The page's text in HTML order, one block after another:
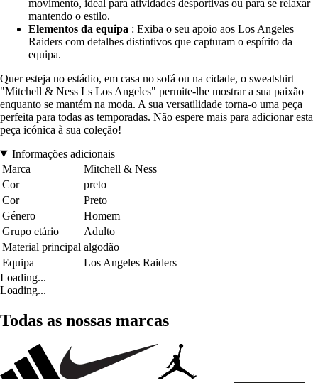
movimento, ideal para atividades desportivas ou para se relaxar
mantendo o estilo.
Elementos da equipa : Exiba o seu apoio aos Los Angeles
Raiders com detalhes distintivos que capturam o espírito da
equipa.
Quer esteja no estádio, em casa no sofá ou na cidade, o sweatshirt
"Mitchell & Ness Ls Los Angeles" permite-lhe mostrar a sua paixão
enquanto se mantém na moda. A sua versatilidade torna-o uma peça
perfeita para todas as temporadas. Não espere mais para adicionar esta
peça icónica à sua coleção!
Informações adicionais
Marca
Mitchell & Ness
Cor
preto
Cor
Preto
Género
Homem
Grupo etário
Adulto
Material principal algodão
Equipa
Los Angeles Raiders
Loading...
Loading...
Todas as nossas marcas